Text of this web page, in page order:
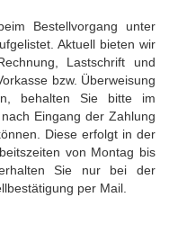
Bestellvorgang unter
Aktuell bieten wir
Lastschrift und
bzw. Überweisung
behalten Sie bitte im
Eingang der Zahlung
Diese erfolgt in der
von Montag bis
Sie nur bei der
per Mail.